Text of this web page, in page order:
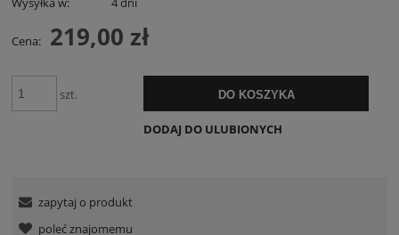
Cena: 219,00 zł
szt. DO KOSZYKA
DODAJ DO ULUBIONYCH
zapytaj o produkt
poleć znajomemu